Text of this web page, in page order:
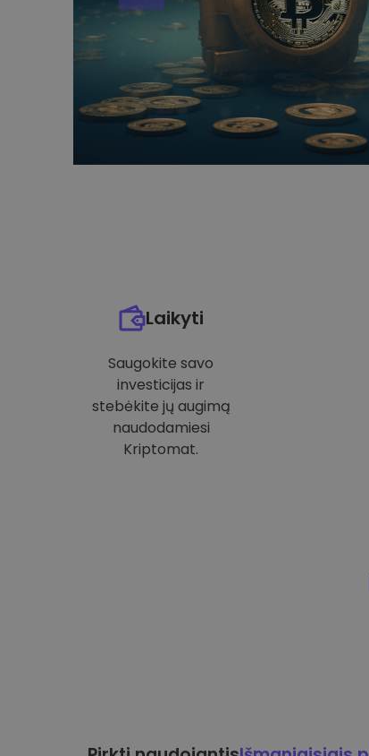
Laikyti
Saugokite savo
investicijas ir
stebėkite jų augimą
naudodamiesi
Kriptomat.